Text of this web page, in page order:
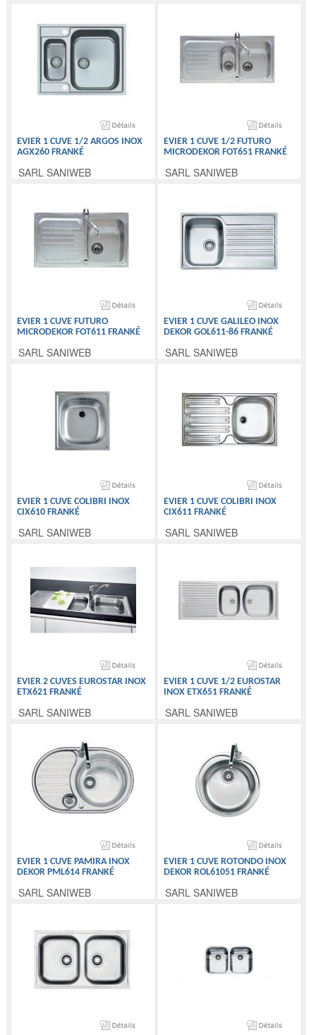
EVIER 1 CUVE 1/2 ARGOS INOX
AGX260 FRANKÉ
SARL SANIWEB
EVIER 1 CUVE 1/2 FUTURO
MICRODEKOR FOT651 FRANKÉ
SARL SANIWEB
EVIER 1 CUVE FUTURO
MICRODEKOR FOT611 FRANKÉ
SARL SANIWEB
EVIER 1 CUVE GALILEO INOX
DEKOR GOL611-86 FRANKÉ
SARL SANIWEB
EVIER 1 CUVE COLIBRI INOX
CIX610 FRANKÉ
SARL SANIWEB
EVIER 1 CUVE COLIBRI INOX
CIX611 FRANKÉ
SARL SANIWEB
EVIER 2 CUVES EUROSTAR INOX
ETX621 FRANKÉ
SARL SANIWEB
EVIER 1 CUVE 1/2 EUROSTAR
INOX ETX651 FRANKÉ
SARL SANIWEB
EVIER 1 CUVE PAMIRA INOX
DEKOR PML614 FRANKÉ
SARL SANIWEB
EVIER 1 CUVE ROTONDO INOX
DEKOR ROL61051 FRANKÉ
SARL SANIWEB